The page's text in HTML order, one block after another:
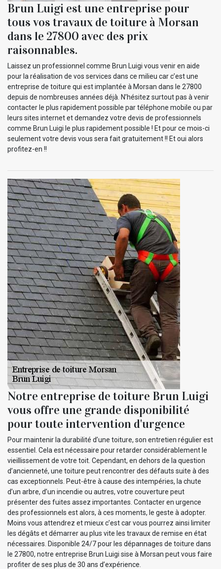
Brun Luigi est une entreprise pour
tous vos travaux de toiture à Morsan
dans le 27800 avec des prix
raisonnables.
Laissez un professionnel comme Brun Luigi vous venir en aide
pour la réalisation de vos services dans ce milieu car c’est une
entreprise de toiture qui est implantée à Morsan dans le 27800
depuis de nombreuses années déjà. N’hésitez surtout pas à venir
contacter le plus rapidement possible par téléphone mobile ou par
leurs sites internet et demandez votre devis de professionnels
comme Brun Luigi le plus rapidement possible ! Et pour ce mois-ci
seulement votre devis vous sera fait gratuitement !! Et oui alors
profitez-en !!
Notre entreprise de toiture Brun Luigi
vous offre une grande disponibilité
pour toute intervention d'urgence
Pour maintenir la durabilité d’une toiture, son entretien régulier est
essentiel. Cela est nécessaire pour retarder considérablement le
vieillissement de votre toit. Cependant, en dehors de la question
d’ancienneté, une toiture peut rencontrer des défauts suite à des
cas exceptionnels. Peut-être à cause des intempéries, la chute
d’un arbre, d’un incendie ou autres, votre couverture peut
présenter des fuites assez importantes. Contacter en urgence
des professionnels est alors, à ces moments, le geste à adopter.
Moins vous attendrez et mieux c’est car vous pourrez ainsi limiter
les dégâts et démarrer au plus vite les travaux de remise en état
nécessaires. Disponible 24/7 pour les dépannages de toiture dans
le 27800, notre entreprise Brun Luigi sise à Morsan peut vous faire
profiter de ses plus de 30 ans d’expérience.